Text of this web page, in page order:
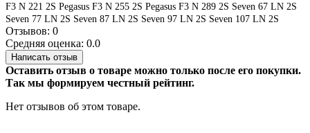
F3 N 221 2S Pegasus F3 N 255 2S Pegasus F3 N 289 2S Seven 67 LN 2S
Seven 77 LN 2S Seven 87 LN 2S Seven 97 LN 2S Seven 107 LN 2S
Отзывов: 0
Средняя оценка: 0.0
Написать отзыв
Оставить отзыв о товаре можно только после его покупки.
Так мы формируем честный рейтинг.
Нет отзывов об этом товаре.